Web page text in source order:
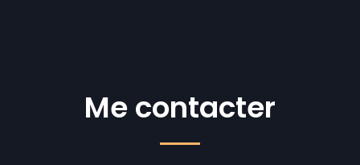
Me contacter